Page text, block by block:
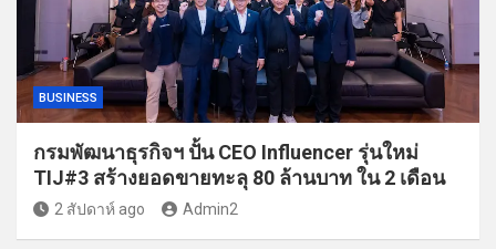
BUSINESS
กรมพัฒนาธุรกิจฯ ปั้น CEO Influencer รุ่นใหม่
TIJ#3 สร้างยอดขายทะลุ 80 ล้านบาท ใน 2 เดือน
2 สัปดาห์ ago Admin2